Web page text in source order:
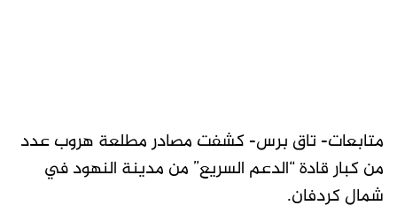
متابعات- تاق برس- كشفت مصادر مطلعة هروب عدد
من كبار قادة “الدعم السريع” من مدينة النهود في
شمال كردفان.